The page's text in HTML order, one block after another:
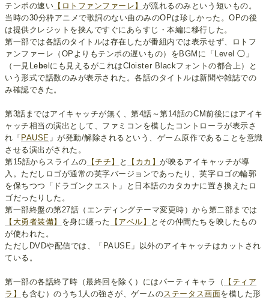
テンポの速い 【ロトファンファーレ】 が流れるのみという短いもの。
当時の30分枠アニメで歌詞のない曲のみのOPは珍しかった。OPの後
は提供クレジットを挟んですぐにあらすじ・本編に移行した。
第一部では各話のタイトルは存在したが番組内では表示せず、ロトフ
ァンファーレ（OPよりもテンポの遅いもの）をBGMに「Level ◯」
（一見Lebelにも見えるがこれはCloister Blackフォントの都合上）と
いう形式で話数のみが表示された。各話のタイトルは新聞や雑誌での
み確認できた。
第3話まではアイキャッチが無く、第4話～第14話のCM前後にはアイキ
ャッチ相当の演出として、ファミコンを模したコントローラが表示さ
れ「PAUSE 」が発動/解除されるという、ゲーム原作であることを意識
させる演出がされた。
第15話からスライムの 【チチ】 と 【カカ】が映るアイキャッチが導
入。ただしロゴが通常の英字バージョンであったり、英字ロゴの輪郭
を保ちつつ「ドラゴンクエスト」と日本語のカタカナに置き換えたロ
ゴだったりした。
第一部終盤の第27話（エンディングテーマ変更時）から第二部までは
【大勇者装備】 を身に纏った 【アベル】
とその仲間たちを映したもの
が使われた。
ただしDVDや配信では、「PAUSE」以外のアイキャッチはカットされ
ている。
第一部の各話終了時（最終回を除く）にはパーティキャラ（
【ティア
ラ】
も含む）のうち1人の強さが、ゲームのステータス画面を模した形